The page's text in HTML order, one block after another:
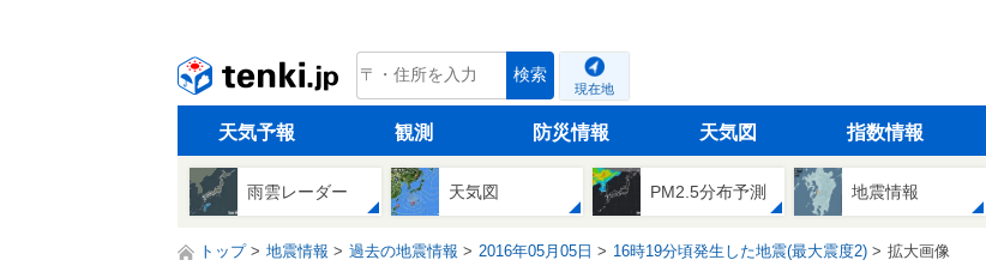
tenki.jp 検索
現在地
天気予報 観測 防災情報 天気図 指数情報
雨雲レーダー 天気図 PM2.5分布予測 地震情報
トップ 地震情報 過去の地震情報 2016年05月05日 16時19分頃発生した地震(最大震度2) 拡大画像